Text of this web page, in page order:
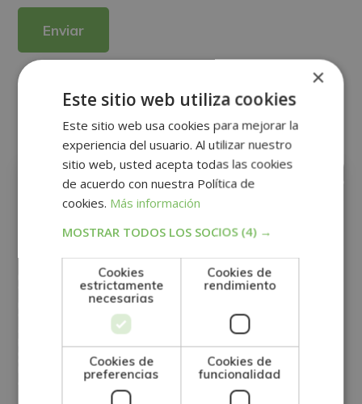
Derechos: Puede ejercitar sus derechos identificándose suficientemente,
Para más información consulte nuestra Política de Privacidad.
Otras titulaciones
RRHH
×
Este sitio web utiliza cookies
Este sitio web usa cookies para mejorar la
experiencia del usuario. Al utilizar nuestro
sitio web, usted acepta todas las cookies
de acuerdo con nuestra Política de
cookies. Más información
MOSTRAR TODOS LOS SOCIOS (4) →
Cookies
estrictamente
necesarias
Cookies de
rendimiento
Cookies de
preferencias
Cookies de
funcionalidad